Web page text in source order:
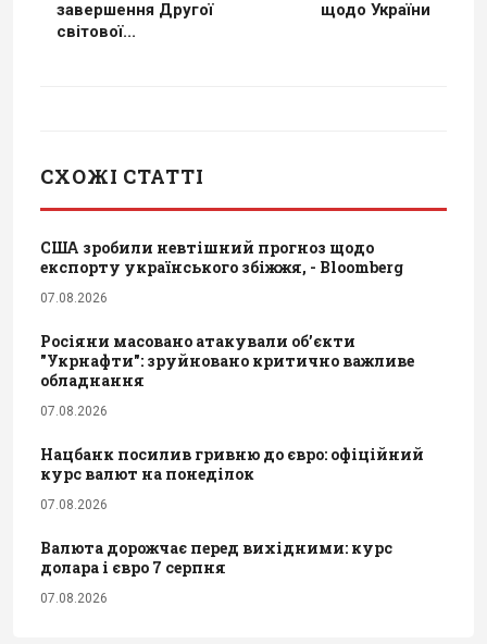
завершення Другої
світової...
щодо України
СХОЖІ СТАТТІ
США зробили невтішний прогноз щодо
експорту українського збіжжя, - Bloomberg
07.08.2026
Росіяни масовано атакували обʼєкти
"Укрнафти": зруйновано критично важливе
обладнання
07.08.2026
Нацбанк посилив гривню до євро: офіційний
курс валют на понеділок
07.08.2026
Валюта дорожчає перед вихідними: курс
долара і євро 7 серпня
07.08.2026